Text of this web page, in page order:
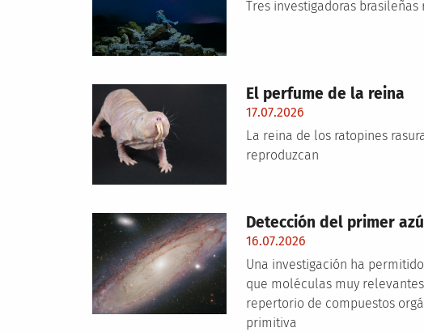
Tres investigadoras
El perfume de la reina
17.07.2026
La reina de los ratopines
reproduzcan
Detección del primer
16.07.2026
Una investigación ha
que moléculas muy
repertorio de compuestos
primitiva